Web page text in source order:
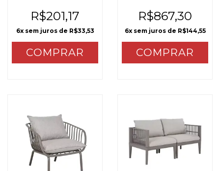
R$201,17
6x sem juros de R$33,53
COMPRAR
R$867,30
6x sem juros de R$144,55